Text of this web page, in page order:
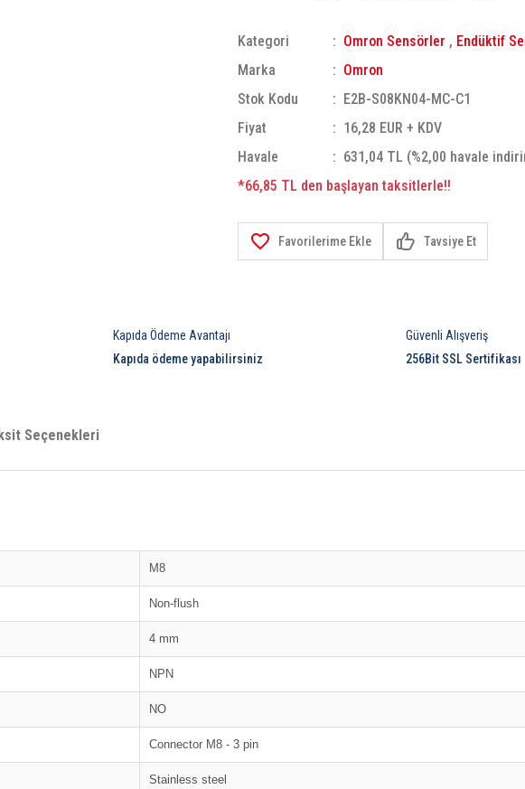
Kategori Omron Sensörler , Endüktif
Marka
Omron
Stok Kodu
E2B-S08KN04-MC-C1
Fiyat
16,28 EUR + KDV
Havale
631,04 TL (%2,00 havale
*66,85 TL den başlayan taksitlerle!!
Tavsiye Et
Kapıda Ödeme Avantajı
Kapıda ödeme yapabilirsiniz
Güvenli Alışveriş
256Bit SSL Sertifikası
Seçenekleri
M8
Non-flush
4 mm
NPN
NO
Connector M8 - 3 pin
Stainless steel